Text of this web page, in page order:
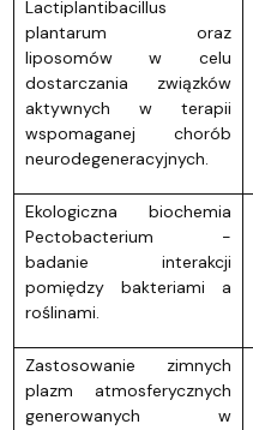
Lactiplantibacillus
plantarum oraz
liposomów w celu
dostarczania związków
aktywnych w terapii
wspomaganej chorób
neurodegeneracyjnych.
Ekologiczna biochemia
Pectobacterium -
badanie interakcji
pomiędzy bakteriami a
roślinami.
Zastosowanie zimnych
plazm atmosferycznych
generowanych w